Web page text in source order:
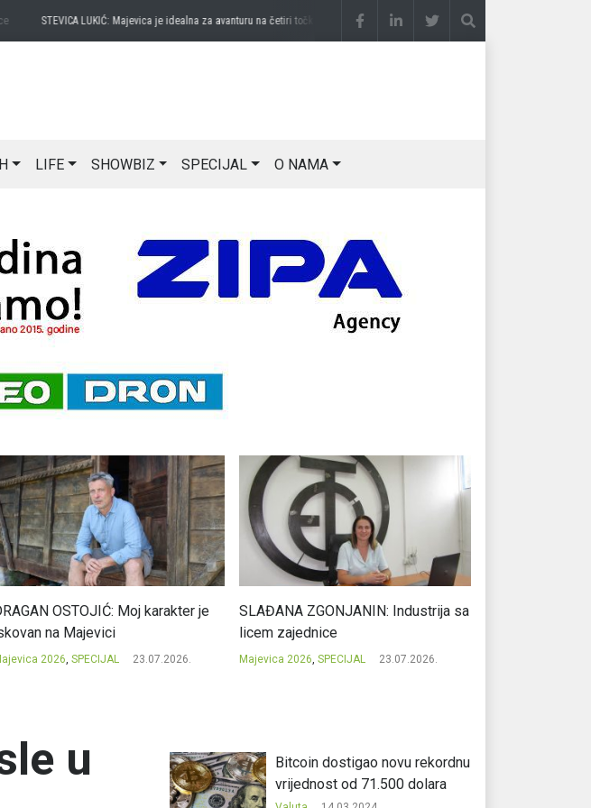
STEVICA LUKIĆ: Majevica je idealna za avanturu na četiri točkaprije 3 sedmice DRAGAN OSTOJIĆ: Moj karakter je
LIFE SHOWBIZ SPECIJAL O NAMA
OSTOJIĆ: Moj karakter je
na Majevici
2026, SPECIJAL 23.07.2026.
SLAĐANA ZGONJANIN: Industrija sa
licem zajednice
Majevica 2026, SPECIJAL 23.07.2026.
u
Bitcoin dostigao novu rekordnu
vrijednost od 71.500 dolara